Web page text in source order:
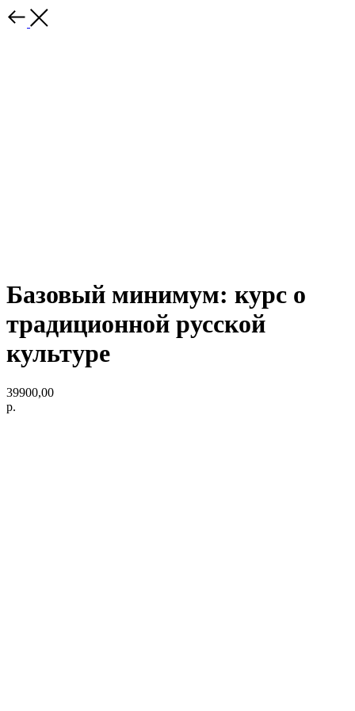
Базовый минимум: курс о
традиционной русской
культуре
39900,00
р.